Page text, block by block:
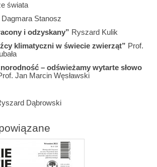
świata
Dagmara Stanosz
i odzyskany” Ryszard Kulik
klimatyczni w świecie zwierząt” Prof.
– odświeżamy wytarte słowo
Jan Marcin Węsławski
Dąbrowski